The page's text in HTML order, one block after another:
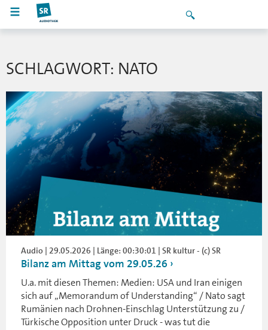
SCHLAGWORT: NATO
Audio | 29.05.2026 | Länge: 00:30:01 | SR kultur - (c) SR
Bilanz am Mittag vom 29.05.26
U.a. mit diesen Themen: Medien: USA und Iran einigen
sich auf „Memorandum of Understanding“ / Nato sagt
Rumänien nach Drohnen-Einschlag Unterstützung zu /
Türkische Opposition unter Druck - was tut die